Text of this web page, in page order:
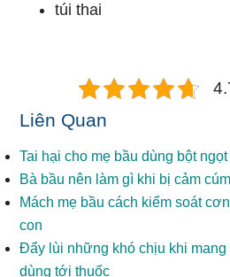
túi thai
Liên Quan
Tai hại cho mẹ bầu dùng bột
Bà bầu nên làm gì khi bị cảm
Mách mẹ bầu cách kiểm soát
con
Đẩy lùi những khó chịu khi mang
dùng tới thuốc